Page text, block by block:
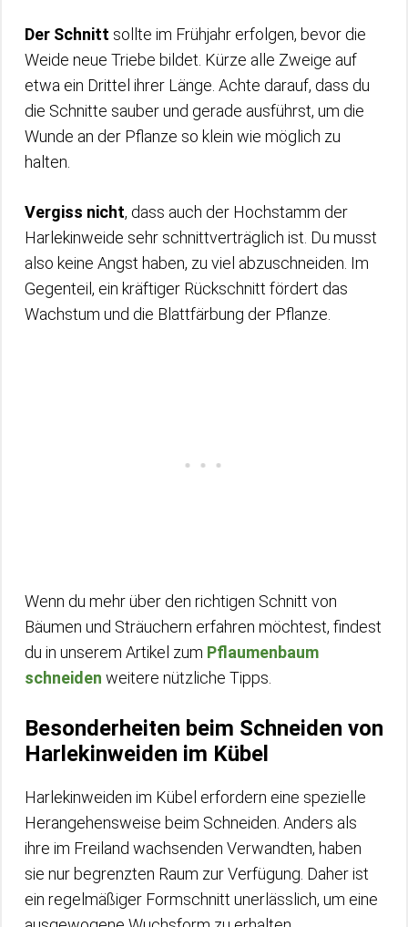
Der Schnitt sollte im Frühjahr erfolgen, bevor die
Weide neue Triebe bildet. Kürze alle Zweige auf
etwa ein Drittel ihrer Länge. Achte darauf, dass du
die Schnitte sauber und gerade ausführst, um die
Wunde an der Pflanze so klein wie möglich zu
halten.
Vergiss nicht, dass auch der Hochstamm der
Harlekinweide sehr schnittverträglich ist. Du musst
also keine Angst haben, zu viel abzuschneiden. Im
Gegenteil, ein kräftiger Rückschnitt fördert das
Wachstum und die Blattfärbung der Pflanze.
Wenn du mehr über den richtigen Schnitt von
Bäumen und Sträuchern erfahren möchtest, findest
du in unserem Artikel zum Pflaumenbaum
schneiden weitere nützliche Tipps.
Besonderheiten beim Schneiden von
Harlekinweiden im Kübel
Harlekinweiden im Kübel erfordern eine spezielle
Herangehensweise beim Schneiden. Anders als
ihre im Freiland wachsenden Verwandten, haben
sie nur begrenzten Raum zur Verfügung. Daher ist
ein regelmäßiger Formschnitt unerlässlich, um eine